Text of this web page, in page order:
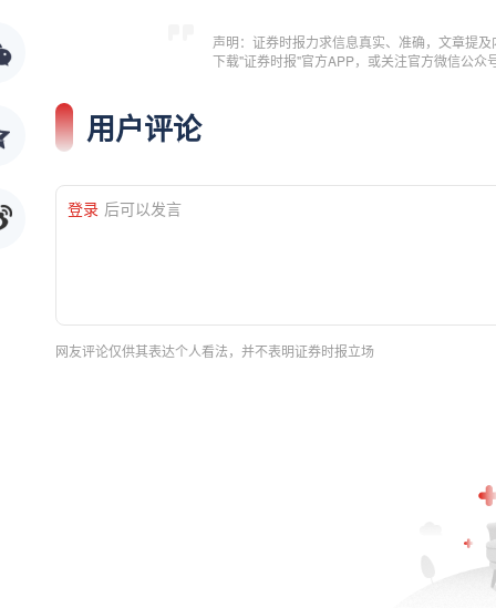
声明：证券时报力求信息真实、准确，文章提
下载"证券时报"官方APP，或关注官方微信公
用户评论
登录 后可以发言
网友评论仅供其表达个人看法，并不表明证券时报立场